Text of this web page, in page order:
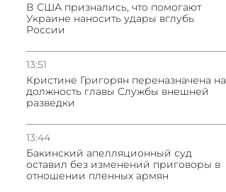
В США признались, что помогают
Украине наносить удары вглубь
России
13:51
Кристине Григорян переназначена на
должность главы Службы внешней
разведки
13:44
Бакинский апелляционный суд
оставил без изменений приговоры в
отношении пленных армян